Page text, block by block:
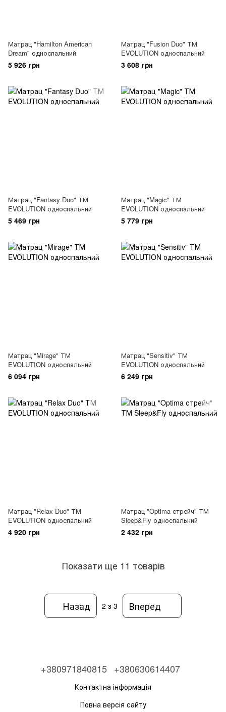
Матрац "Hamilton American
Dream" односпальний
5 926 грн
Матрац "Fusion Duo" ТМ
EVOLUTION односпальний
3 608 грн
Матрац "Fantasy Duo" ТМ
EVOLUTION односпальний
5 469 грн
Матрац "Magic" ТМ
EVOLUTION односпальний
5 779 грн
Матрац "Mirage" ТМ
EVOLUTION односпальний
6 094 грн
Матрац "Sensitiv" ТМ
EVOLUTION односпальний
6 249 грн
Матрац "Relax Duo" ТМ
EVOLUTION односпальний
4 920 грн
Матрац "Optima стрейч" ТМ
Sleep&Fly односпальний
2 432 грн
Показати ще 11 товарів
Назад 2 з 3 Вперед
+380971840815 +380630614407
Контактна інформація
Повна версія сайту